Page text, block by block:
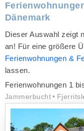
Dänemark
Dieser Auswahl zeigt
an! Für eine größere
Ferienwohnungen &
lassen.
Ferienwohnungen 1
Jammerbucht